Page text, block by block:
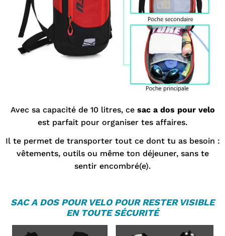
Avec sa capacité de 10 litres, ce sac a dos pour velo
est parfait pour organiser tes affaires.
Il te permet de transporter tout ce dont tu as besoin :
vêtements, outils ou même ton déjeuner, sans te
sentir encombré(e).
SAC A DOS POUR VELOPOUR RESTER VISIBLE
EN TOUTE SÉCURITÉ